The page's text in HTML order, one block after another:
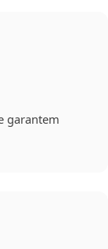
garantem